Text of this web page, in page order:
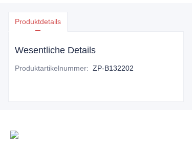
Produktdetails
Wesentliche Details
Produktartikelnummer: ZP-B132202